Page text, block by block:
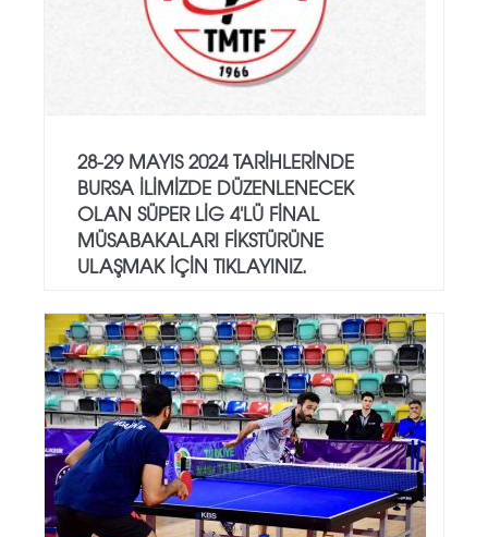
28-29 MAYIS 2024 TARIHLERINDE
BURSA ILIMIZDE DÜZENLENECEK
OLAN SÜPER LIG 4'LÜ FINAL
MÜSABAKALARI FIKSTÜRÜNE
ULAŞMAK IÇIN TIKLAYINIZ.